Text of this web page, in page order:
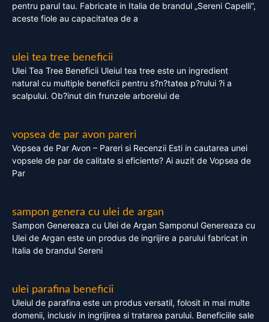
pentru parul tau. Fabricate in Italia de brandul „Sereni Capelli”,
aceste fiole au capacitatea de a
ulei tea tree beneficii
Ulei Tea Tree Beneficii Uleiul tea tree este un ingredient
natural cu multiple beneficii pentru s?n?tatea p?rului ?i a
scalpului. Ob?inut din frunzele arborelui de
vopsea de par avon pareri
Vopsea de Par Avon – Pareri si Recenzii Esti in cautarea unei
vopsele de par de calitate si eficiente? Ai auzit de Vopsea de
Par
sampon genera cu ulei de argan
Sampon Genereaza cu Ulei de Argan Samponul Genereaza cu
Ulei de Argan este un produs de ingrijire a parului fabricat in
Italia de brandul Sereni
ulei parafina beneficii
Uleiul de parafina este un produs versatil, folosit in mai multe
domenii, inclusiv in ingrijirea si tratarea parului. Beneficiile sale